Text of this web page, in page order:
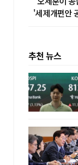
'세제개편안
추천 뉴스